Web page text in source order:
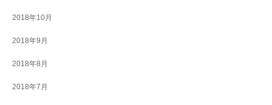
2018年10月
2018年9月
2018年8月
2018年7月